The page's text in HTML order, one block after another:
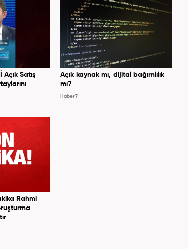
Satış
Açık kaynak mı, dijital bağımlılık
mı?
Haber7
Rahmi